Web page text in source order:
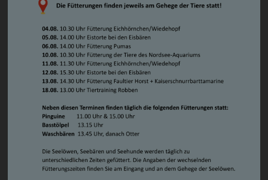
Workshops
Unsere Tiere
Säugetiere
Eisbär
Faultier
Kaiserschnurrbarttamarin
Polarfuchs
Kaninchen
Schimpanse
Schneehase
Seebär
Seehund
Sibirische Eichhörnchen
zusammengelassen und schon am selben Tag konnten
Paarungen beobachtet werden. Die Paarung ist eine
Sache, damit es aber zur Trächtigkeit kommt, muss die
Bärin bis September ihr Gewicht von ca. 180 kg auf 300 kg
steigern. Nur dann kommt es ab September/Oktober zu
einer Einnistung des befruchteten Eis in die Gebärmutter
und ab dann zur Entwicklung des Jungtieres.
alles, um die Bärin zu „mästen“. Wie man sieht, mit
Am 11. Dezember 2015 kurz nach 6.00 Uhr morgens, kam
das 36. Eisbärenjungtier des Zoo am Meer auf die Welt.
Die ersten kritischen Tage sind überstanden, das Jungtier